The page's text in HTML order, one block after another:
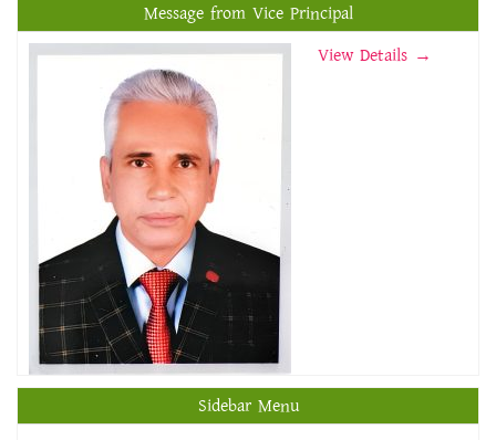
Message from Vice Principal
View Details →
Sidebar Menu